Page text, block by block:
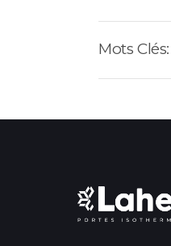
Mots Clés: